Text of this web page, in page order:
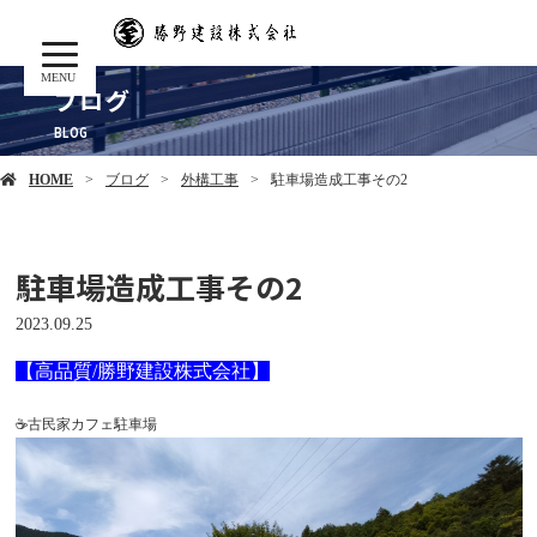
MENU
ブログ
HOME ブログ 外構工事 駐車場造成工事その2
駐車場造成工事その2
2023.09.25
【高品質/勝野建設株式会社】
☕古民家カフェ駐車場